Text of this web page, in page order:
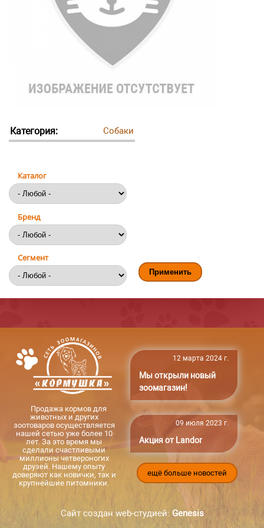
Категория: Собаки
Каталог
Бренд
Сегмент
Продажа кормов для
животных и других
зоотоваров осуществляется
нашей сетью уже более 10
лет. За это время мы
сделали счастливыми
миллионы четвероногих
друзей. Нашему опыту
доверяют как новички, так и
крупнейшие питомники.
12 марта 2024 г.
Мы открыли новый
зоомагазин!
09 июля 2023 г.
Акция от Landor
ещё больше новостей
Сайт создан web-студией: Genesis